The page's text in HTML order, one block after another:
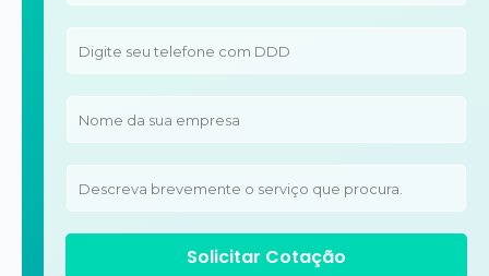
Solicitar Cotação